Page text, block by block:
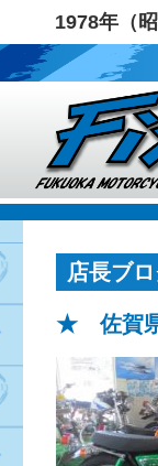
1978年（
店長ブ
★ 佐賀